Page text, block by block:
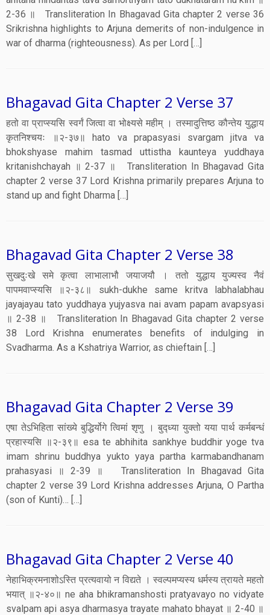
2-36 ॥ Transliteration In Bhagavad Gita chapter 2 verse 36
Srikrishna highlights to Arjuna demerits of non-indulgence in
war of dharma (righteousness). As per Lord […]
Bhagavad Gita Chapter 2 Verse 37
हतो वा प्राप्स्यसि स्वर्गं जित्वा वा भोक्ष्यसे महीम् । तस्मादुत्तिष्ठ कौन्तेय युद्धाय
कृतनिश्चयः ॥२-३७॥ hato va prapasyasi svargam jitva va
bhokshyase mahim tasmad uttistha kaunteya yuddhaya
kritanishchayah ॥ 2-37 ॥ Transliteration In Bhagavad Gita
chapter 2 verse 37 Lord Krishna primarily prepares Arjuna to
stand up and fight Dharma […]
Bhagavad Gita Chapter 2 Verse 38
सुखदुःखे समे कृत्वा लाभालाभौ जयाजयौ । ततो युद्धाय युज्यस्व नैवं
पापमवाप्स्यसि ॥२-३८॥ sukh-dukhe same kritva labhalabhau
jayajayau tato yuddhaya yujyasva nai avam papam avapsyasi
॥ 2-38 ॥ Transliteration In Bhagavad Gita chapter 2 verse
38 Lord Krishna enumerates benefits of indulging in
Svadharma. As a Kshatriya Warrior, as chieftain […]
Bhagavad Gita Chapter 2 Verse 39
एषा तेऽभिहिता सांख्ये बुद्धिर्योगे त्विमां शृणु । बुद्ध्या युक्तो यया पार्थ कर्मबन्धं
प्रहास्यसि ॥२-३९॥ esa te abhihita sankhye buddhir yoge tva
imam shrinu buddhya yukto yaya partha karmabandhanam
prahasyasi ॥ 2-39 ॥ Transliteration In Bhagavad Gita
chapter 2 verse 39 Lord Krishna addresses Arjuna, O Partha
(son of Kunti)… […]
Bhagavad Gita Chapter 2 Verse 40
नेहाभिक्रमनाशोऽस्ति प्रत्यवायो न विद्यते । स्वल्पमप्यस्य धर्मस्य त्रायते महतो
भयात् ॥२-४०॥ ne aha bhikramanshosti pratyavayo no vidyate
svalpam api asya dharmasya trayate mahato bhayat ॥ 2-40 ॥